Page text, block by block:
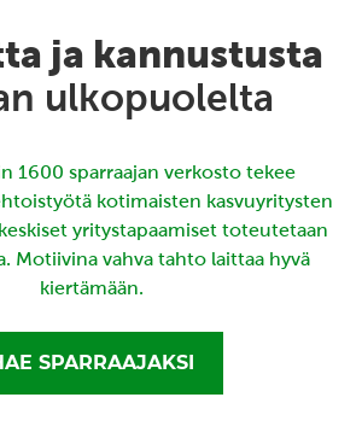
ja kannustusta
ulkopuolelta
1600 sparraajan verkosto tekee
kotimaisten kasvuyritysten
yritystapaamiset toteutetaan
Motiivina vahva tahto laittaa hyvä
kiertämään.
SPARRAAJAKSI